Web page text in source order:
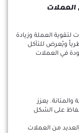
العملة وزيادة
قيراطاً) يكون طرياً ويُعرض للتآكل
في العملات
يعزز
على الشكل
من العملات